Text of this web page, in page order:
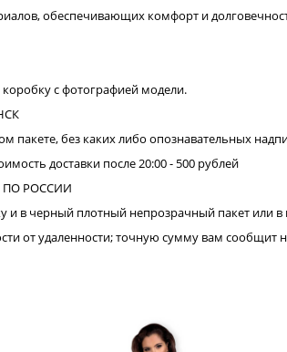
обеспечивающих комфорт и
с фотографией модели.
пакете, без каких либо опознавательных
доставки после 20:00 - 500 рублей
РОССИИ
и в черный плотный непрозрачный пакет или в
от удаленности; точную сумму вам сообщит